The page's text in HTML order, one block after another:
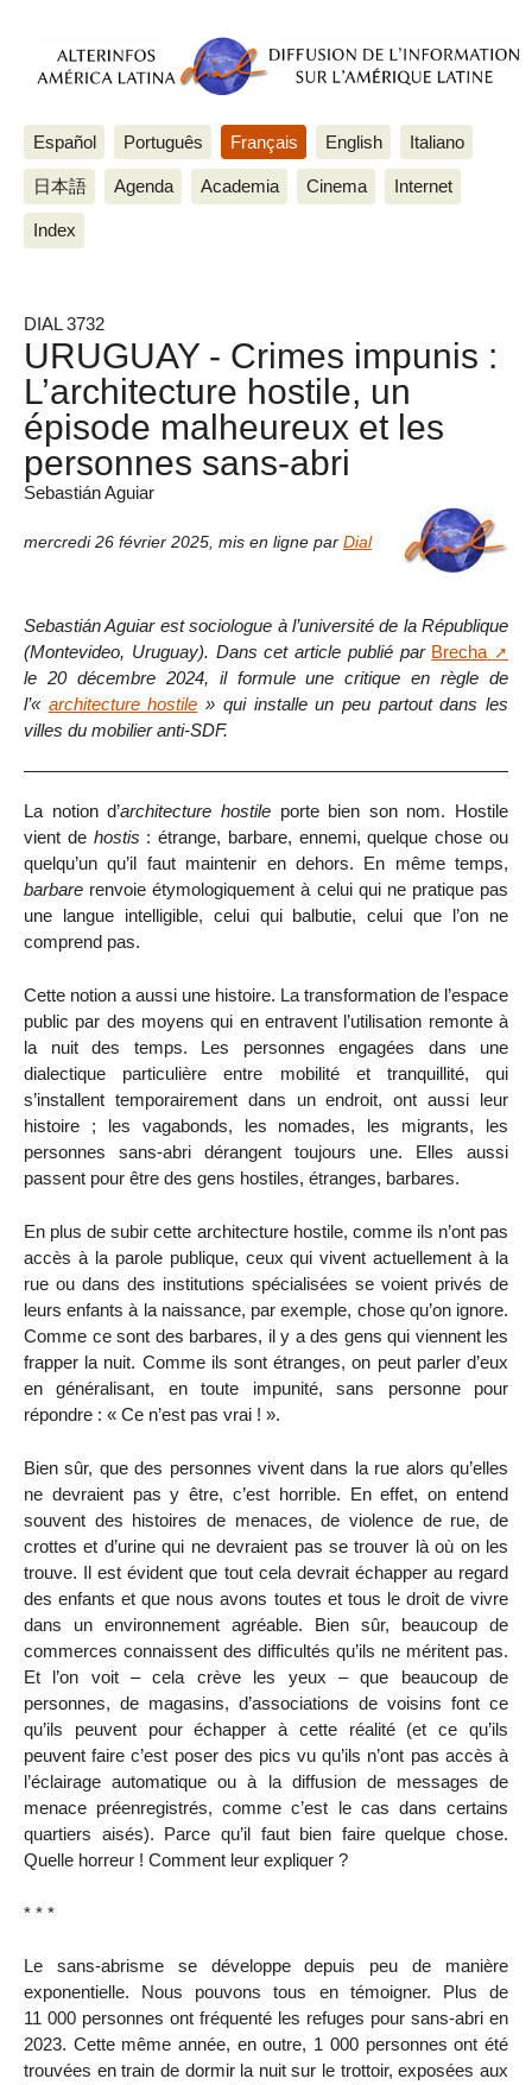
Español Português Français English Italiano
日本語 Agenda Academia Cinema Internet
Index
DIAL 3732
URUGUAY - Crimes impunis :
L’architecture hostile, un
épisode malheureux et les
personnes sans-abri
Sebastián Aguiar
mercredi 26 février 2025 mis en ligne par Dial
Sebastián Aguiar est sociologue à l’université de la République
(Montevideo, Uruguay). Dans cet article publié par Brecha
le 20 décembre 2024, il formule une critique en règle de
l’« architecture hostile » qui installe un peu partout dans les
villes du mobilier anti-SDF.
La notion d’architecture hostileporte bien son nom. Hostile
vient de hostis : étrange, barbare, ennemi, quelque chose ou
quelqu’un qu’il faut maintenir en dehors. En même temps,
barbare renvoie étymologiquement à celui qui ne pratique pas
une langue intelligible, celui qui balbutie, celui que l’on ne
comprend pas.
Cette notion a aussi une histoire. La transformation de l’espace
public par des moyens qui en entravent l’utilisation remonte à
la nuit des temps. Les personnes engagées dans une
dialectique particulière entre mobilité et tranquillité, qui
s’installent temporairement dans un endroit, ont aussi leur
histoire ; les vagabonds, les nomades, les migrants, les
personnes sans-abri dérangent toujours une. Elles aussi
passent pour être des gens hostiles, étranges, barbares.
En plus de subir cette architecture hostile, comme ils n’ont pas
accès à la parole publique, ceux qui vivent actuellement à la
rue ou dans des institutions spécialisées se voient privés de
leurs enfants à la naissance, par exemple, chose qu’on ignore.
Comme ce sont des barbares, il y a des gens qui viennent les
frapper la nuit. Comme ils sont étranges, on peut parler d’eux
en généralisant, en toute impunité, sans personne pour
répondre : « Ce n’est pas vrai ! ».
Bien sûr, que des personnes vivent dans la rue alors qu’elles
ne devraient pas y être, c’est horrible. En effet, on entend
souvent des histoires de menaces, de violence de rue, de
crottes et d’urine qui ne devraient pas se trouver là où on les
trouve. Il est évident que tout cela devrait échapper au regard
des enfants et que nous avons toutes et tous le droit de vivre
dans un environnement agréable. Bien sûr, beaucoup de
commerces connaissent des difficultés qu’ils ne méritent pas.
Et l’on voit – cela crève les yeux – que beaucoup de
personnes, de magasins, d’associations de voisins font ce
qu’ils peuvent pour échapper à cette réalité (et ce qu’ils
peuvent faire c’est poser des pics vu qu’ils n’ont pas accès à
l’éclairage automatique ou à la diffusion de messages de
menace préenregistrés, comme c’est le cas dans certains
quartiers aisés). Parce qu’il faut bien faire quelque chose.
Quelle horreur ! Comment leur expliquer ?
* * *
Le sans-abrisme se développe depuis peu de manière
exponentielle. Nous pouvons tous en témoigner. Plus de
11 000 personnes ont fréquenté les refuges pour sans-abri en
2023. Cette même année, en outre, 1 000 personnes ont été
trouvées en train de dormir la nuit sur le trottoir, exposées aux